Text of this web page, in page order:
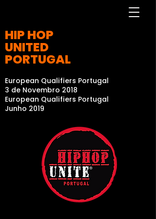
HIP HOP
UNITED
PORTUGAL
European Qualifiers Portugal
3 de Novembro 2018
European Qualifiers Portugal
Junho 2019